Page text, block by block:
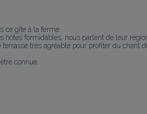
ce gîte à la ferme.
hôtes formidables, nous parlent de leur
terrasse très agréable pour profiter du chant
connue.